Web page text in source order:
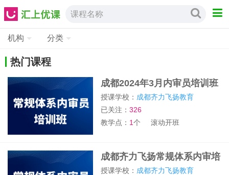
课程名称
机构 分类
热门课程
成都2024年3月内审员培训班
授课学校： 成都齐力飞扬教育
已关注：326
教学点： 1个 滚动开班
成都齐力飞扬常规体系内审培
训班
授课学校： 成都齐力飞扬教育